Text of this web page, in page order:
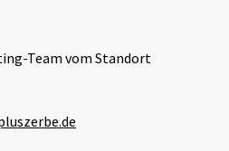
Team vom Standort